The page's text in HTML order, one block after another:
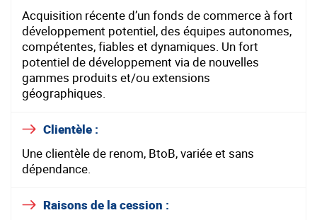
Acquisition récente d’un fonds de commerce à fort
développement potentiel, des équipes autonomes,
compétentes, fiables et dynamiques. Un fort
potentiel de développement via de nouvelles
gammes produits et/ou extensions
géographiques.
Clientèle :
Une clientèle de renom, BtoB, variée et sans
dépendance.
Raisons de la cession :